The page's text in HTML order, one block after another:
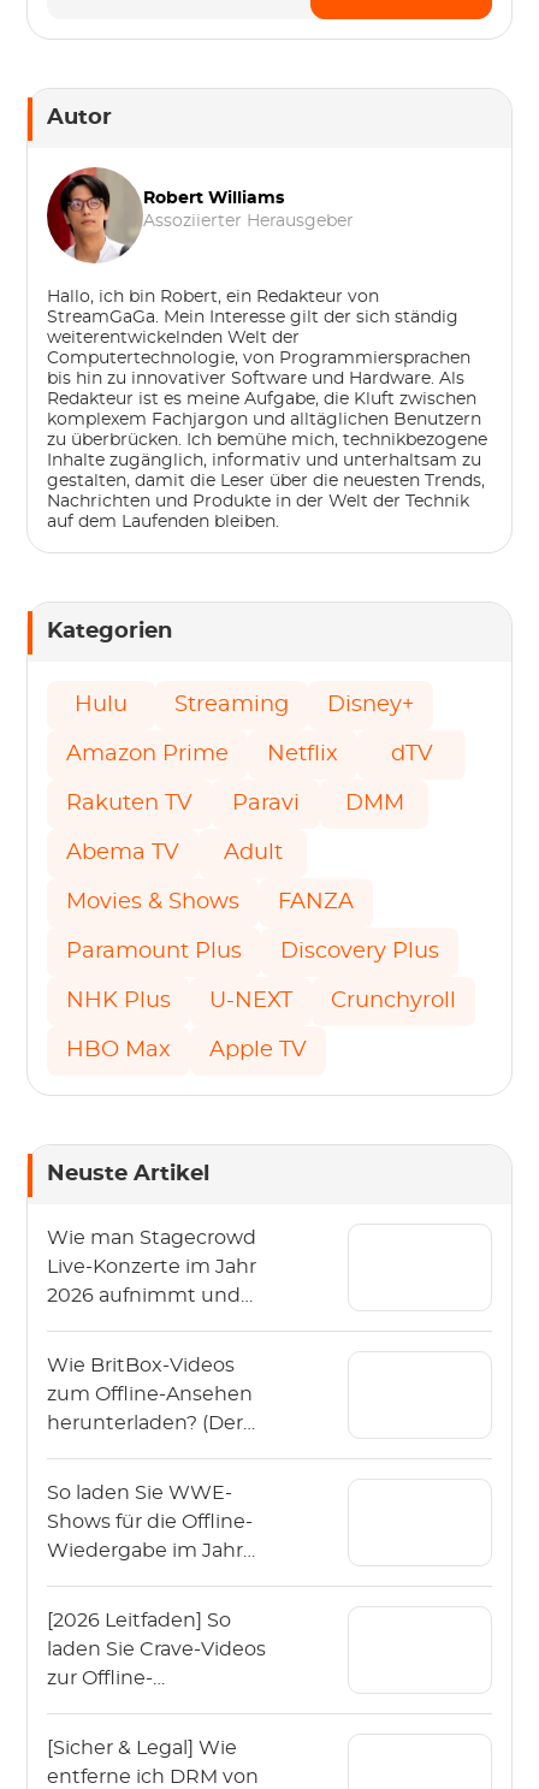
Autor
Robert Williams
Assoziierter Herausgeber
Hallo, ich bin Robert, ein Redakteur von
StreamGaGa. Mein Interesse gilt der sich ständig
weiterentwickelnden Welt der
Computertechnologie, von Programmiersprachen
bis hin zu innovativer Software und Hardware. Als
Redakteur ist es meine Aufgabe, die Kluft zwischen
komplexem Fachjargon und alltäglichen Benutzern
zu überbrücken. Ich bemühe mich, technikbezogene
Inhalte zugänglich, informativ und unterhaltsam zu
gestalten, damit die Leser über die neuesten Trends,
Nachrichten und Produkte in der Welt der Technik
auf dem Laufenden bleiben.
Kategorien
Hulu Streaming Disney+
Amazon Prime Netflix dTV
Rakuten TV Paravi DMM
Abema TV Adult
Movies & Shows FANZA
Paramount Plus Discovery Plus
NHK Plus U-NEXT Crunchyroll
HBO Max Apple TV
Neuste Artikel
Wie man Stagecrowd
Live-Konzerte im Jahr
2026 aufnimmt und
Wie BritBox-Videos
zum Offline-Ansehen
herunterladen? (Der
So laden Sie WWE-
Shows für die Offline-
Wiedergabe im Jahr
[2026 Leitfaden] So
laden Sie Crave-Videos
zur Offline-
herunter?
[Sicher & Legal] Wie
entferne ich DRM von